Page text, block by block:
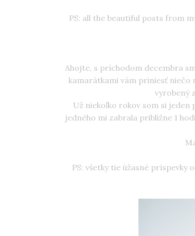
PS: all the beautiful posts from
Ahojte, s príchodom decembra
kamarátkami vám priniesť niečo
vyrobený
Už niekoľko rokov som si jeden
jedného mi zabrala približne 1
PS: všetky tie úžasné